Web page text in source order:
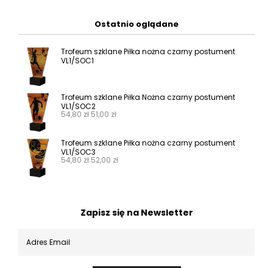
Ostatnio oglądane
Trofeum szklane Piłka nożna czarny postument
VL1/SOC1
Trofeum szklane Piłka Nożna czarny postument
VL1/SOC2
54,80 zł 51,00 zł
Trofeum szklane Piłka nożna czarny postument
VL1/SOC3
54,80 zł 52,00 zł
Zapisz się na Newsletter